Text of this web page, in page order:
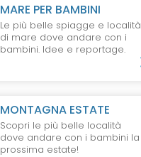
MARE PER BAMBINI
Le più belle spiagge e località
di mare dove andare con i
bambini. Idee e reportage.
MONTAGNA ESTATE
Scopri le più belle località
dove andare con i bambini la
prossima estate!